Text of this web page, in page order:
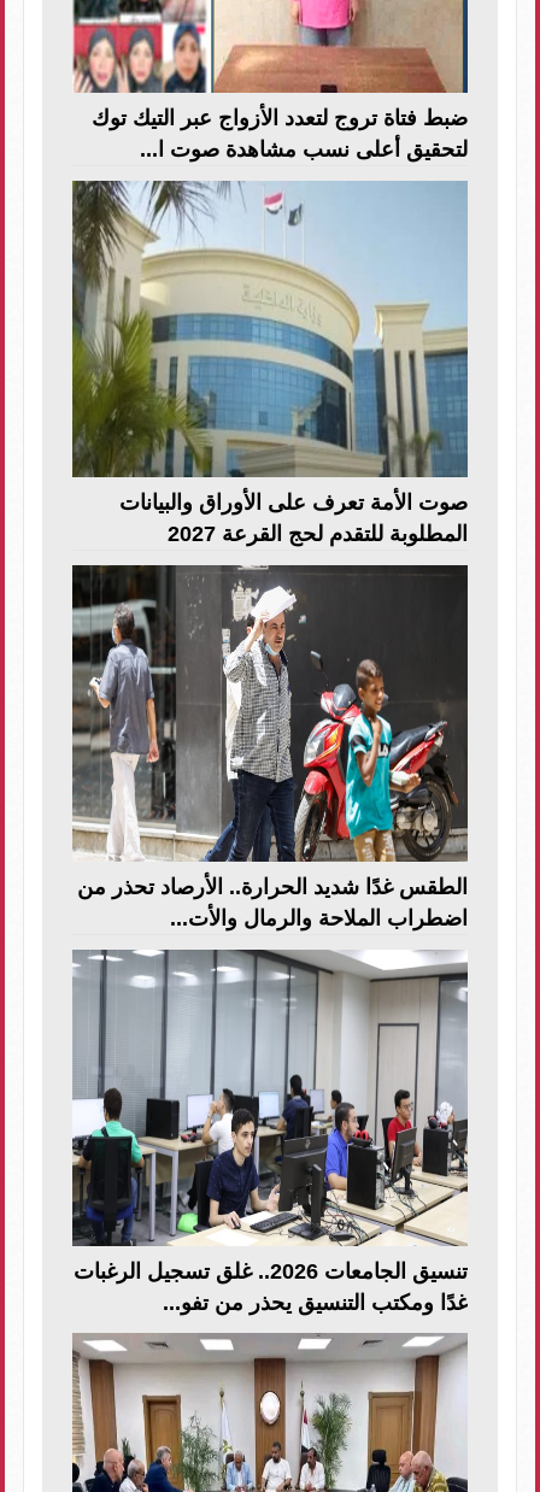
ضبط فتاة تروج لتعدد الأزواج عبر التيك توك
لتحقيق أعلى نسب مشاهدة صوت ا...
صوت الأمة تعرف على الأوراق والبيانات
المطلوبة للتقدم لحج القرعة 2027
الطقس غدًا شديد الحرارة.. الأرصاد تحذر من
اضطراب الملاحة والرمال والأت...
تنسيق الجامعات 2026.. غلق تسجيل الرغبات
غدًا ومكتب التنسيق يحذر من تفو...